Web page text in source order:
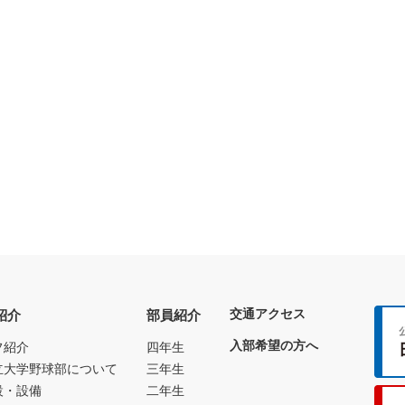
介
紹介
大学野球部について
・設備
部員紹介
四年生
三年生
二年生
交通アクセス
入部希望の方へ